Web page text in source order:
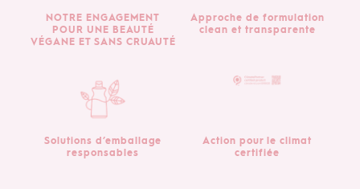
NOTRE ENGAGEMENT
POUR UNE BEAUTÉ
VÉGANE ET SANS CRUAUTÉ
Approche de formulation
clean et transparente
Solutions d’emballage
responsables
Action pour le climat
certifiée